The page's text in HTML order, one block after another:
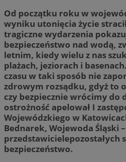
Od początku roku w
wyniku utonięcia życie
tragiczne wydarzenia
bezpieczeństwo nad wodą,
letnim, kiedy wielu z nas
plażach, jeziorach i
czasu w taki sposób nie
zdrowym rozsądku, gdyż to
czy bezpiecznie wrócimy do
ostrożność apelował I
Wojewódzkiego w
Bednarek, Wojewoda Śląski
przedstawicielepozostałych
bezpieczeństwo.